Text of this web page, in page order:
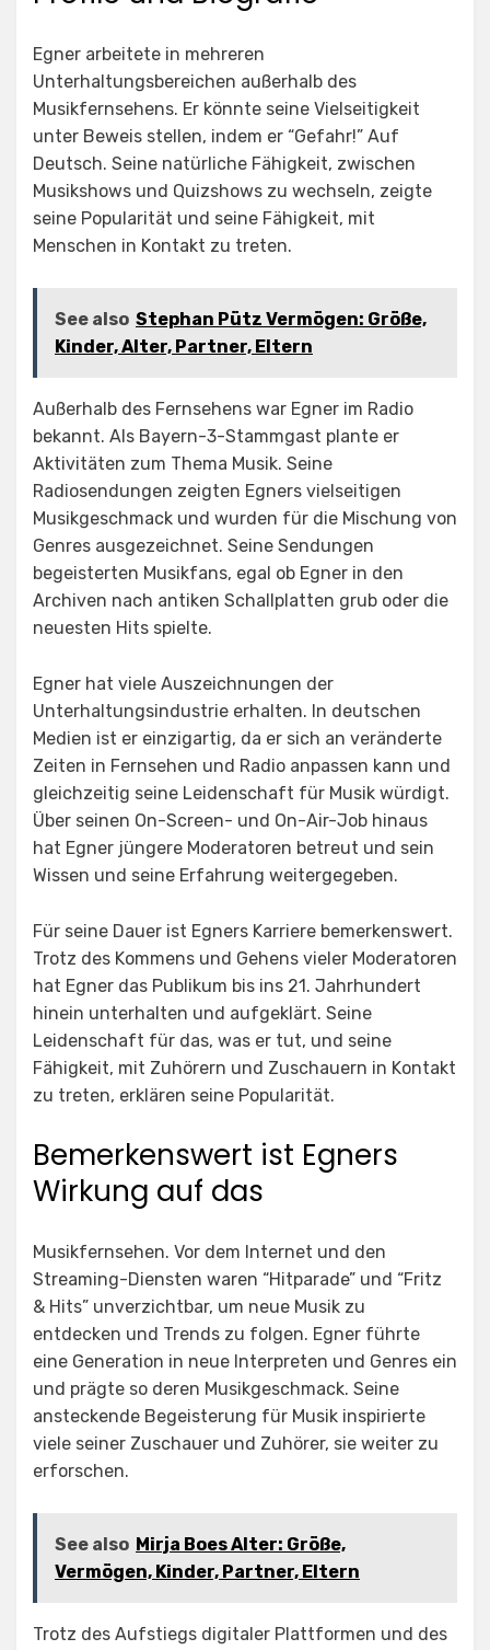
Egner arbeitete in mehreren
Unterhaltungsbereichen außerhalb des
Musikfernsehens. Er könnte seine Vielseitigkeit
unter Beweis stellen, indem er “Gefahr!” Auf
Deutsch. Seine natürliche Fähigkeit, zwischen
Musikshows und Quizshows zu wechseln, zeigte
seine Popularität und seine Fähigkeit, mit
Menschen in Kontakt zu treten.
See also Stephan Pütz Vermögen: Größe,
Kinder, Alter, Partner, Eltern
Außerhalb des Fernsehens war Egner im Radio
bekannt. Als Bayern-3-Stammgast plante er
Aktivitäten zum Thema Musik. Seine
Radiosendungen zeigten Egners vielseitigen
Musikgeschmack und wurden für die Mischung von
Genres ausgezeichnet. Seine Sendungen
begeisterten Musikfans, egal ob Egner in den
Archiven nach antiken Schallplatten grub oder die
neuesten Hits spielte.
Egner hat viele Auszeichnungen der
Unterhaltungsindustrie erhalten. In deutschen
Medien ist er einzigartig, da er sich an veränderte
Zeiten in Fernsehen und Radio anpassen kann und
gleichzeitig seine Leidenschaft für Musik würdigt.
Über seinen On-Screen- und On-Air-Job hinaus
hat Egner jüngere Moderatoren betreut und sein
Wissen und seine Erfahrung weitergegeben.
Für seine Dauer ist Egners Karriere bemerkenswert.
Trotz des Kommens und Gehens vieler Moderatoren
hat Egner das Publikum bis ins 21. Jahrhundert
hinein unterhalten und aufgeklärt. Seine
Leidenschaft für das, was er tut, und seine
Fähigkeit, mit Zuhörern und Zuschauern in Kontakt
zu treten, erklären seine Popularität.
Bemerkenswert ist Egners
Wirkung auf das
Musikfernsehen. Vor dem Internet und den
Streaming-Diensten waren “Hitparade” und “Fritz
& Hits” unverzichtbar, um neue Musik zu
entdecken und Trends zu folgen. Egner führte
eine Generation in neue Interpreten und Genres ein
und prägte so deren Musikgeschmack. Seine
ansteckende Begeisterung für Musik inspirierte
viele seiner Zuschauer und Zuhörer, sie weiter zu
erforschen.
See also Mirja Boes Alter: Größe,
Vermögen, Kinder, Partner, Eltern
Trotz des Aufstiegs digitaler Plattformen und des